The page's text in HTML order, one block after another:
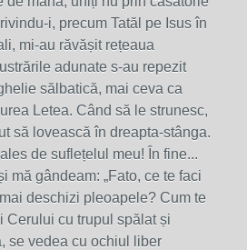
i, precum Tatăl pe Isus în
mi-au răvășit rețeaua
adunate s-au repezit
sălbatică, mai ceva ca
Letea. Când să le strunesc,
să lovească în dreapta-stânga.
de suflețelul meu! În fine...
mă gândeam: „Fato, ce te faci
deschizi pleoapele? Cum te
Cerului cu trupul spălat și
se vedea cu ochiul liber